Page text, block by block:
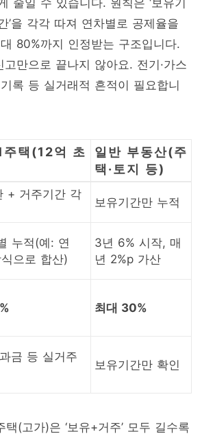
’을 각각 따져 연차별로 공제율을
80%까지 인정받는 구조입니다.
고만으로 끝나지 않아요. 전기·가스
록 등 실거래적 흔적이 필요합니
주택(12억 초
일반 부동산(주
택·토지 등)
+ 거주기간 각
보유기간만 누적
누적(예: 연
으로 합산)
3년 6% 시작, 매
년 2%p 가산
최대 30%
금 등 실거주
보유기간만 확인
택(고가)은 ‘보유+거주’ 모두 길수록